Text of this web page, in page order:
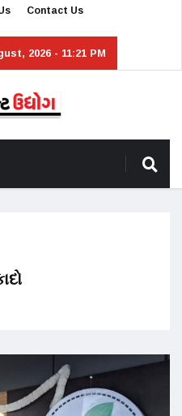
Contact Us
2026 - 11:21 PM